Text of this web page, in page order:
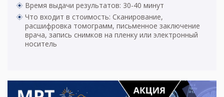
Время выдачи результатов: 30-40 минут
Что входит в стоимость: Сканирование,
расшифровка томограмм, письменное заключение
врача, запись снимков на пленку или электронный
носитель